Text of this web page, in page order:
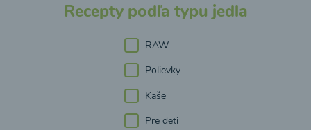
Recepty podľa typu jedla
RAW
Polievky
Kaše
Pre deti